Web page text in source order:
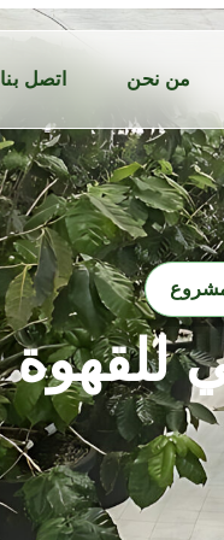
من نحن اتصل بنا
للقهوة